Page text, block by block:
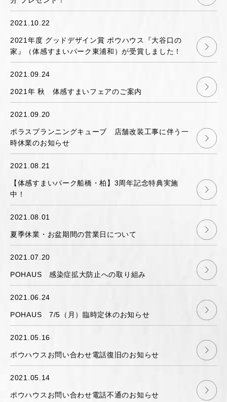
2021.10.22
2021年度 グッドデザイン賞 ポウハウス『大谷口の
家』（体感すまいパーク東浦和）が受賞しました！
2021.09.24
2021年 秋 体感すまいフェアのご案内
2021.09.20
ポラスプランニングキューブ 店舗改装工事に伴う一
時休業のお知らせ
2021.08.21
【体感すまいパーク船橋・柏】3周年記念特典実施
中！
2021.08.01
夏季休業・お盆期間の営業日について
2021.07.20
POHAUS 感染症拡大防止への取り組み
2021.06.24
POHAUS 7/5（月）臨時定休のお知らせ
2021.05.16
ポウハウスお問い合わせ電話復旧のお知らせ
2021.05.14
ポウハウスお問い合わせ電話不通のお知らせ